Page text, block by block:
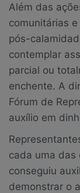
Além das
comunitárias
pós-
contemplar
parcial ou
enchente. A
Fórum de
auxílio em
cada uma das
conseguiu
demonstrar o